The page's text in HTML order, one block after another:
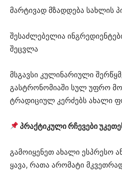
მარტივად მზადდება სახლის
შესაძლებელია
შეცვლა
მსგავსი კულინარიული
გასტრონომიაში სულ უფრო
ტრადიციულ კერძებს ახალი
პრაქტიკული რჩევები
გამოიყენეთ ახალი ესპრესო
ყავა, რათა არომატი